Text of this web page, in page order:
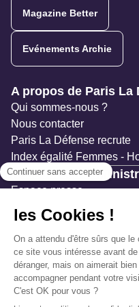
Magazine Better
Evénements Archie
Navigation secondaire
A propos de Paris La
Qui sommes-nous ?
Nous contacter
Paris La Défense recrute
Index égalité Femmes -
Ressources
Espace presse
Documentation
Marchés publics
Appels à projets & avis
Mesures de publicité
Concertations et enquêtes
Précautions et sécurité